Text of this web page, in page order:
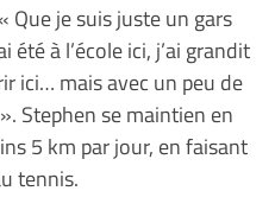
Que je suis juste un gars
été à l’école ici, j’ai grandit
ici… mais avec un peu de
Stephen se maintien en
5 km par jour, en faisant
tennis.